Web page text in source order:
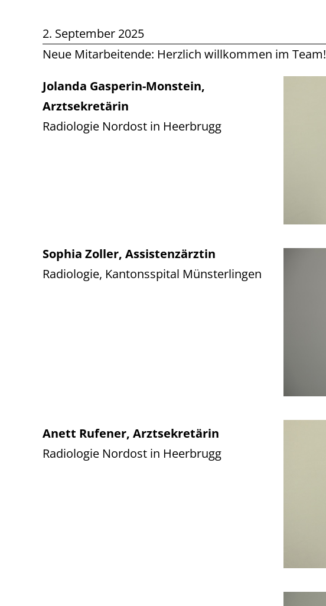
2. September 2025
Neue Mitarbeitende: Herzlich willkommen im Team!
Jolanda Gasperin-Monstein,
Arztsekretärin
Radiologie Nordost in Heerbrugg
Sophia Zoller, Assistenzärztin
Radiologie, Kantonsspital Münsterlingen
Anett Rufener, Arztsekretärin
Radiologie Nordost in Heerbrugg